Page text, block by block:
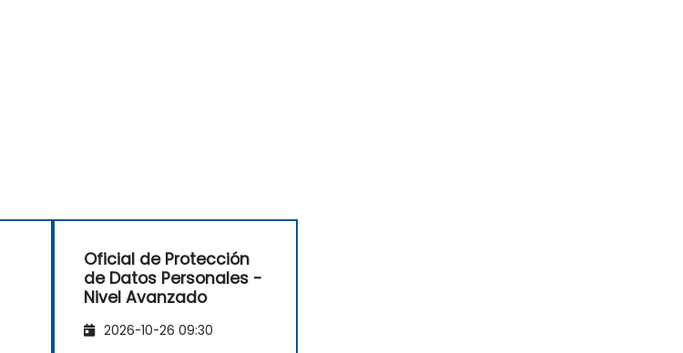
Oficial de Protección
de Datos Personales -
Nivel Avanzado
2026-10-26 09:30